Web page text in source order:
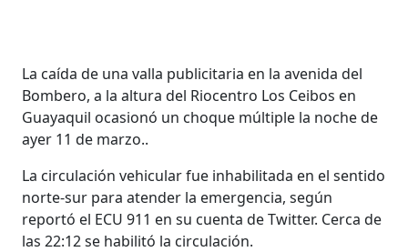
La caída de una valla publicitaria en la avenida del
Bombero, a la altura del Riocentro Los Ceibos en
Guayaquil ocasionó un choque múltiple la noche de
ayer 11 de marzo..
La circulación vehicular fue inhabilitada en el sentido
norte-sur para atender la emergencia, según
reportó el ECU 911 en su cuenta de Twitter. Cerca de
las 22:12 se habilitó la circulación.